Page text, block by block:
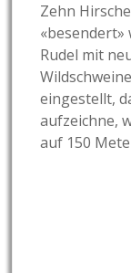
Zehn
«besendert»
Rudel mit
eingestellt,
aufzeichne,
auf 150